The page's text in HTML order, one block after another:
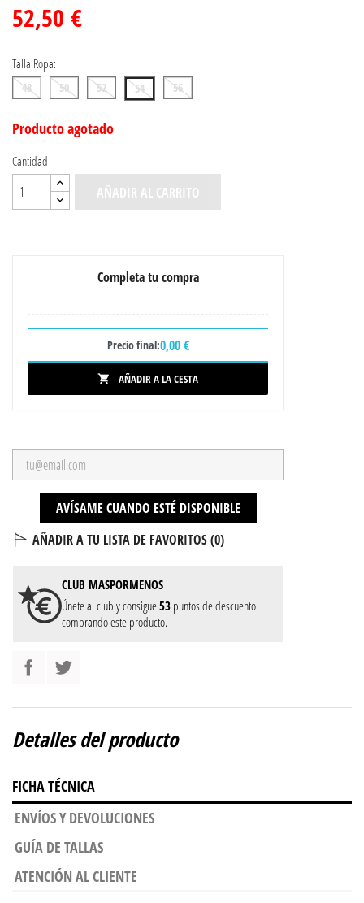
52,50 €
Talla Ropa:
48 50 52 54 56
Producto agotado
Cantidad
AÑADIR AL CARRITO
Completa tu compra
Precio final:0,00 €
 AÑADIR A LA CESTA
AVÍSAME CUANDO ESTÉ DISPONIBLE
AÑADIR A TU LISTA DE FAVORITOS (0)
CLUB MASPORMENOS
Únete al club y consigue53 puntos de descuento
comprando este producto.
Detalles del producto
FICHA TÉCNICA
ENVÍOS Y DEVOLUCIONES
GUÍA DE TALLAS
ATENCIÓN AL CLIENTE